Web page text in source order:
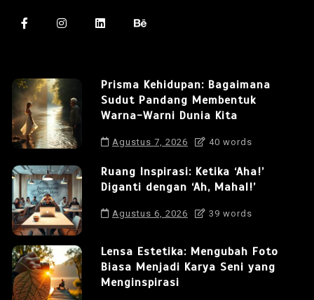
Prisma Kehidupan: Bagaimana
Sudut Pandang Membentuk
Warna-Warni Dunia Kita
Agustus 7, 2026 40 words
Ruang Inspirasi: Ketika ‘Aha!’
Diganti dengan ‘Ah, Mahal!’
Agustus 6, 2026 39 words
Lensa Estetika: Mengubah Foto
Biasa Menjadi Karya Seni yang
Menginspirasi